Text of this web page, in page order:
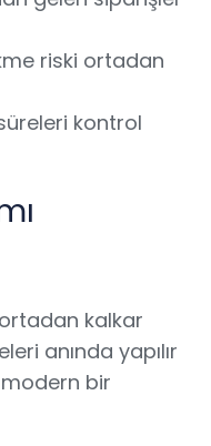
riski ortadan
kontrol
kalkar
anında yapılır
bir